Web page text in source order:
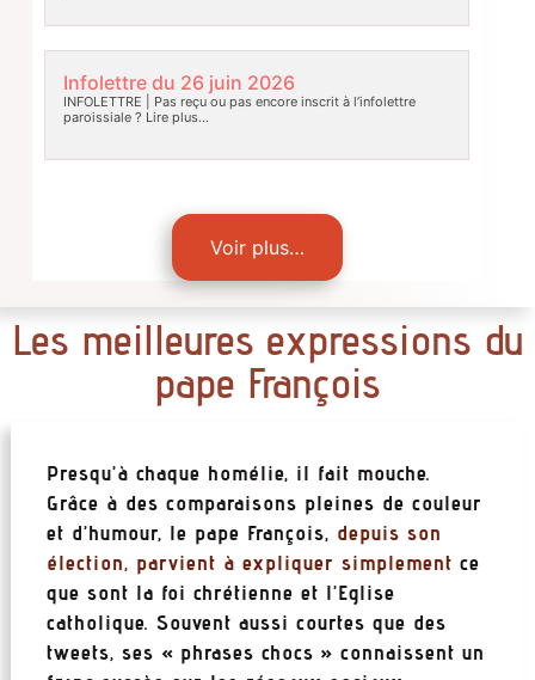
Infolettre du 26 juin 2026
INFOLETTRE | Pas reçu ou pas encore inscrit à l’infolettre
paroissiale ? Lire plus…
Voir plus…
Les meilleures expressions du
pape François
Presqu’à chaque homélie, il fait mouche.
Grâce à des comparaisons pleines de couleur
et d’humour, le pape François, depuis son
élection, parvient à expliquer simplement ce
que sont la foi chrétienne et l’Eglise
catholique. Souvent aussi courtes que des
tweets, ses « phrases chocs » connaissent un